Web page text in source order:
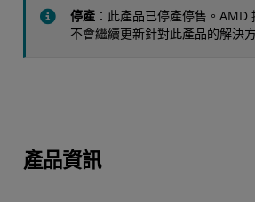
停產 ：此產品已停產停售。AMD
不會繼續更新針對此產品的解決
產品資訊